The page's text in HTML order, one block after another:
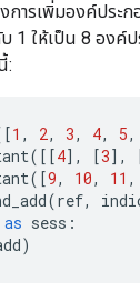
การเพิ่มองค์ประก
1 ให้เป็น 8 องค์
:
1 , 2, 3, 4, 5,
([[4], [3],
([9, 10, 11 ,
(ref,
as sess :
)